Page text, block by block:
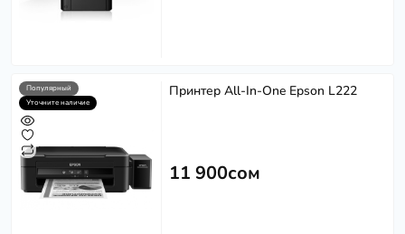
Популярный
Уточните наличие
Принтер All-In-One Epson L222
11 900сом